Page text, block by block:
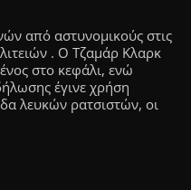
από αστυνομικούς στις
. Ο Τζαμάρ Κλαρκ
στο κεφάλι, ενώ
έγινε χρήση
λευκών ρατσιστών, οι